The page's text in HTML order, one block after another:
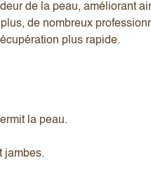
de la peau, améliorant
de nombreux
plus rapide.
la peau.
jambes.